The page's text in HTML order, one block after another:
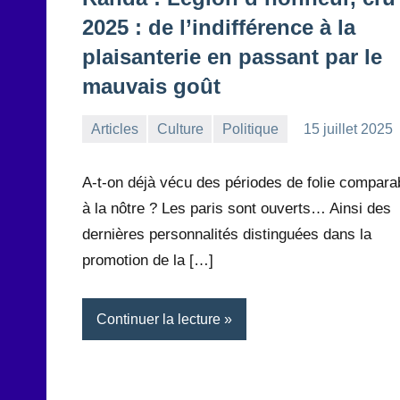
2025 : de l’indifférence à la
plaisanterie en passant par le
mauvais goût
Articles Culture Politique
15 juillet 2025
A-t-on déjà vécu des périodes de folie
à la nôtre ? Les paris sont ouverts… Ainsi des
dernières personnalités distinguées dans la
promotion de la […]
Continuer la lecture